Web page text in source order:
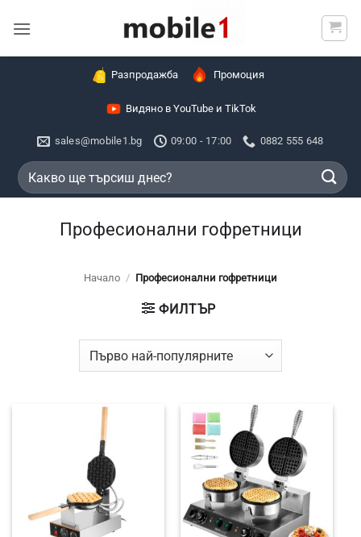
Разпродажба Промоция
Видяно в YouTube и TikTok
sales@mobile1.bg 09:00 - 17:00 0882 555 648
Търсене
за:
Професионални гофретници
Начало / Професионални гофретници
ФИЛТЪР